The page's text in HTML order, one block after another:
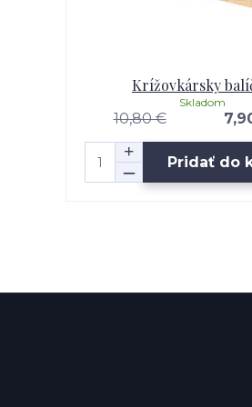
Krížovkársky
10,80 €
Skladom
Pridať do